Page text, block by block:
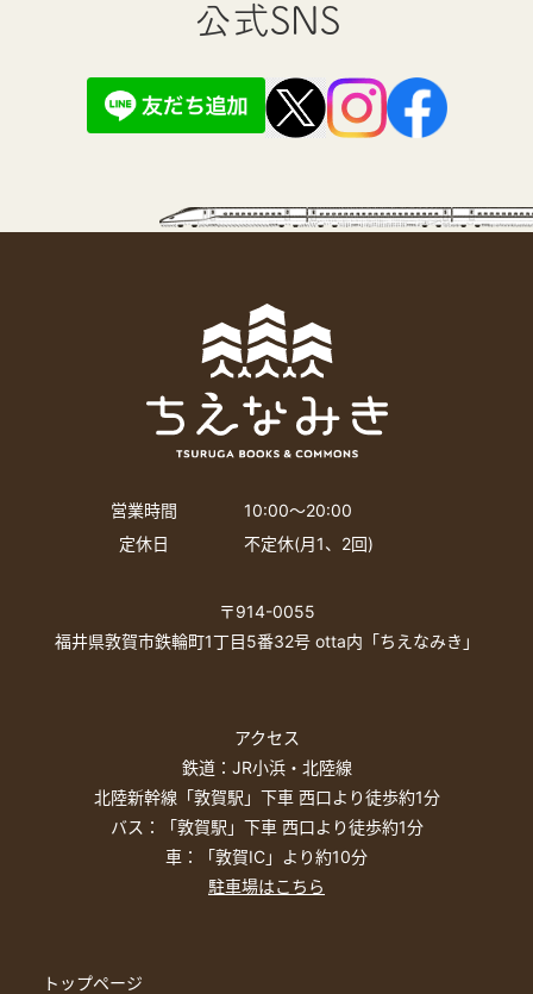
公式SNS
営業時間
10:00〜20:00
定休日
不定休(月1、2回)
〒914-0055
福井県敦賀市鉄輪町1丁目5番32号 otta内「ちえなみき」
アクセス
鉄道：JR小浜・北陸線
北陸新幹線「敦賀駅」下車 西口より徒歩約1分
バス：「敦賀駅」下車 西口より徒歩約1分
車：「敦賀IC」より約10分
駐車場はこちら
トップページ